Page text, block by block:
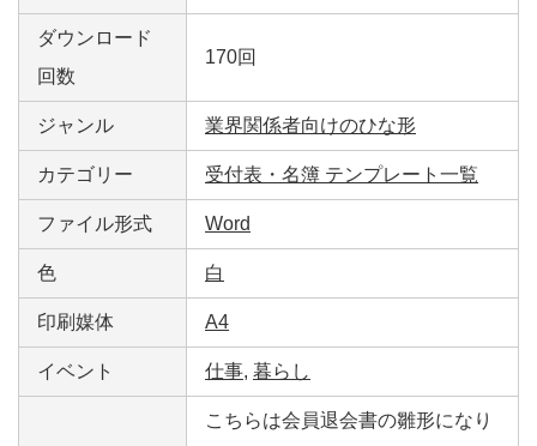
ダウンロード
回数
170回
ジャンル 業界関係者向けのひな形
カテゴリー 受付表・名簿 テンプレート一覧
ファイル形式 Word
色 白
印刷媒体 A4
イベント 仕事, 暮らし
こちらは会員退会書の雛形になり